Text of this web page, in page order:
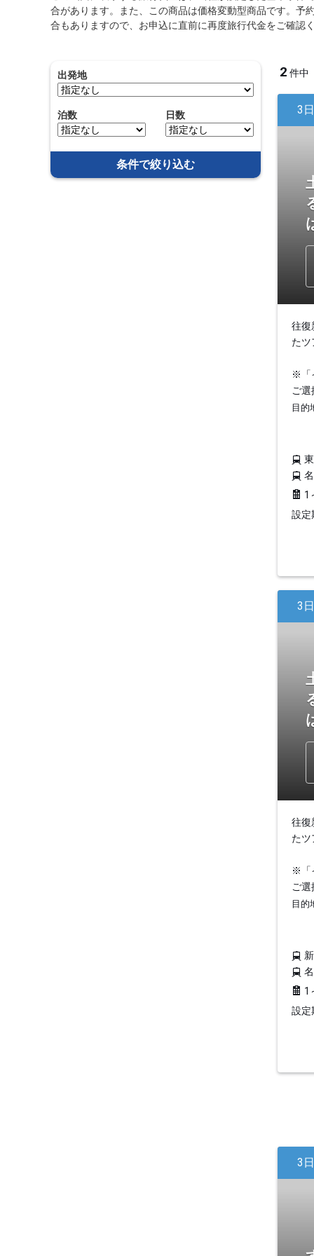
合があります。また、この商品は価格変動型商品です。予
合もありますので、お申込に直前に再度旅行代金をご確認
出発地
泊数 日数
条件で絞り込む
2 件中
3
往復
たツ
※「
ご
目的
1
設
3
往復
たツ
※「
ご
目的
1
設
3